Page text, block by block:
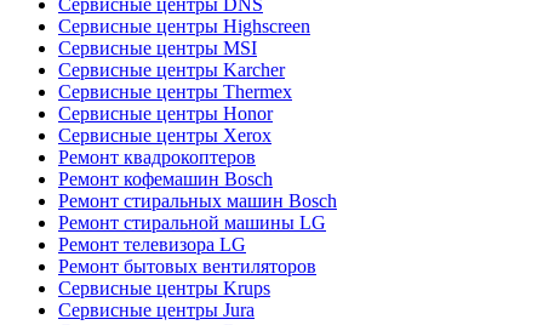
Сервисные центры Highscreen
Сервисные центры MSI
Сервисные центры Karcher
Сервисные центры Thermex
Сервисные центры Honor
Сервисные центры Xerox
Ремонт квадрокоптеров
Ремонт кофемашин Bosch
Ремонт стиральных машин Bosch
Ремонт стиральной машины LG
Ремонт телевизора LG
Ремонт бытовых вентиляторов
Сервисные центры Krups
Сервисные центры Jura